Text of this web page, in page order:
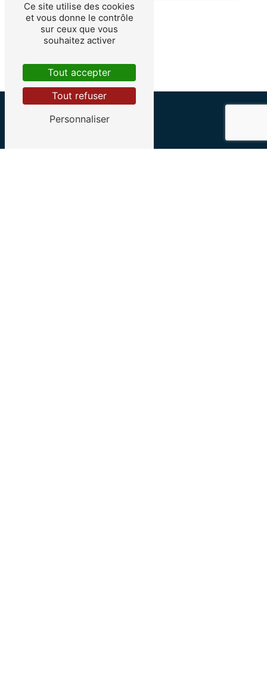
Ce site utilise des cookies
et vous donne le contrôle
sur ceux que vous
souhaitez activer
Tout accepter
Tout refuser
Personnaliser